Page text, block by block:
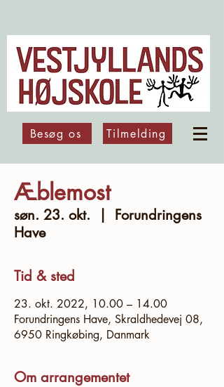
Besøg os Tilmelding
Æblemost
søn. 23. okt.
  |
Forundringens
Have
Tid & sted
23. okt. 2022, 10.00 – 14.00
Forundringens Have, Skraldhedevej 08,
6950 Ringkøbing, Danmark
Om arrangementet